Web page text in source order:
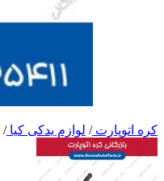
کره اتوپارت/ لوازم یدکی کیا/